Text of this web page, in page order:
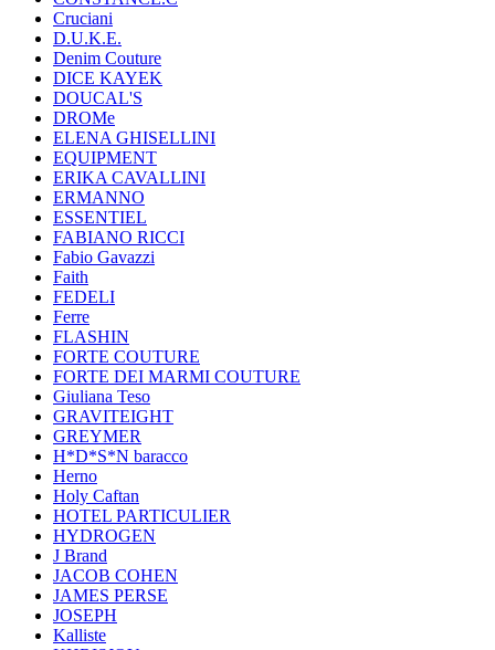
Cruciani
D.U.K.E.
Denim Couture
DICE KAYEK
DOUCAL'S
DROMe
ELENA GHISELLINI
EQUIPMENT
ERIKA CAVALLINI
ERMANNO
ESSENTIEL
FABIANO RICCI
Fabio Gavazzi
Faith
FEDELI
Ferre
FLASHIN
FORTE COUTURE
FORTE DEI MARMI COUTURE
Giuliana Teso
GRAVITEIGHT
GREYMER
H*D*S*N baracco
Herno
Holy Caftan
HOTEL PARTICULIER
HYDROGEN
J Brand
JACOB COHEN
JAMES PERSE
JOSEPH
Kalliste